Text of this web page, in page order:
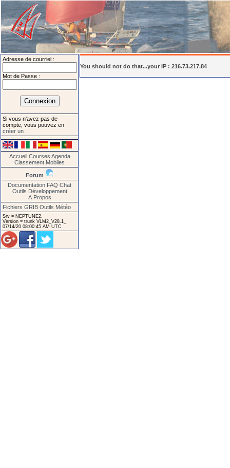
Adresse de courriel :
Mot de Passe :
Si vous n'avez pas de
compte, vous pouvez en
créer un
Accueil Courses Agenda
Classement Mobiles
Forum
Documentation FAQ Chat
Outils Développement
A Propos
Fichiers GRIB Outils Météo
Srv = NEPTUNE2.
Version = trunk VLM2_V28.1_
07/14/20 08:00:45 AM UTC
You should not do that...your IP : 216.73.217.84